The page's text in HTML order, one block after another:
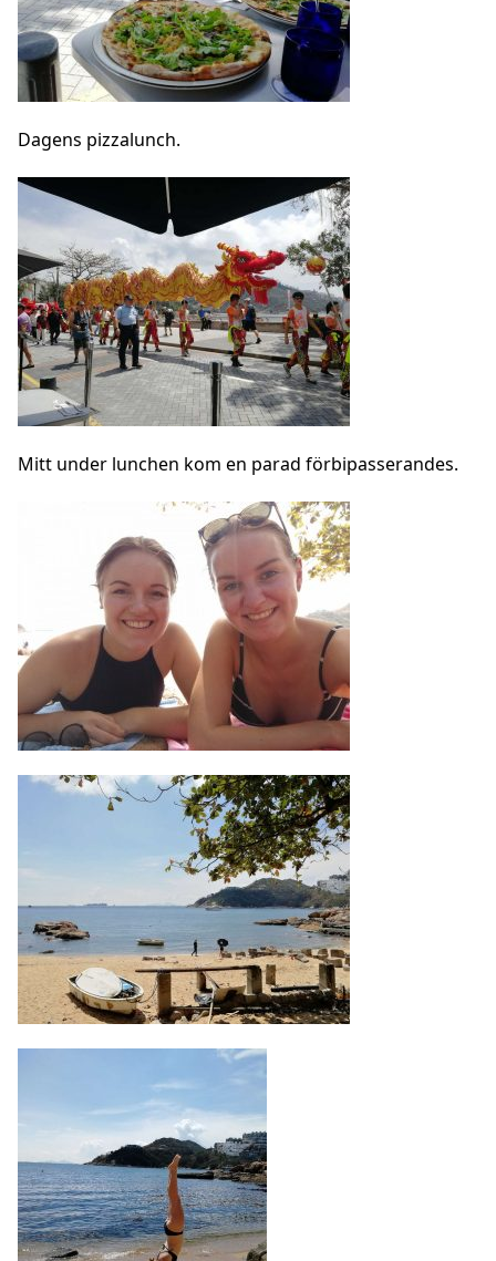
Dagens pizzalunch.
Mitt under lunchen kom en parad förbipasserandes.